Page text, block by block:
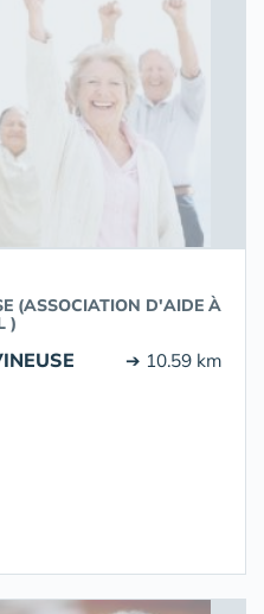
(ASSOCIATION D'AIDE À
)
➔ 10.59 km